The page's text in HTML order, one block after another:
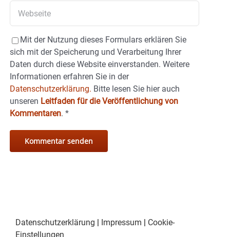
Mit der Nutzung dieses Formulars erklären Sie
sich mit der Speicherung und Verarbeitung Ihrer
Daten durch diese Website einverstanden. Weitere
Informationen erfahren Sie in der
Datenschutzerklärung. Bitte lesen Sie hier auch
unseren Leitfaden für die Veröffentlichung von
Kommentaren. *
Datenschutzerklärung Impressum
Cookie-
Einstellungen